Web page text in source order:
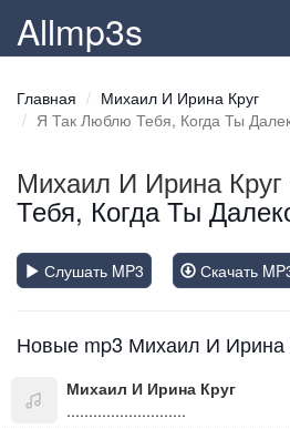
Allmp3s
Главная
Михаил И Ирина Круг
Я Так Люблю Тебя, Когда Ты
Михаил И Ирина Круг
Тебя, Когда Ты
Слушать MP3 Скачать
Новые mp3 Михаил И Ирина
Михаил И Ирина Круг
...........................